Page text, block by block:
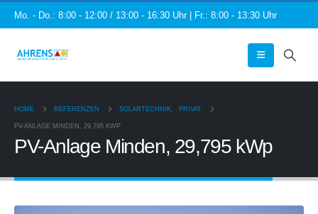
Mo. - Do.: 8:00 - 12:00 / 13:00 - 16:30 Uhr | Fr.: 8:00 - 13:30 Uhr
HOME REFERENZEN SOLARTECHNIK, PRIVAT
PV-ANLAGE MINDEN, 29,795 KWP
PV-Anlage Minden, 29,795 kWp